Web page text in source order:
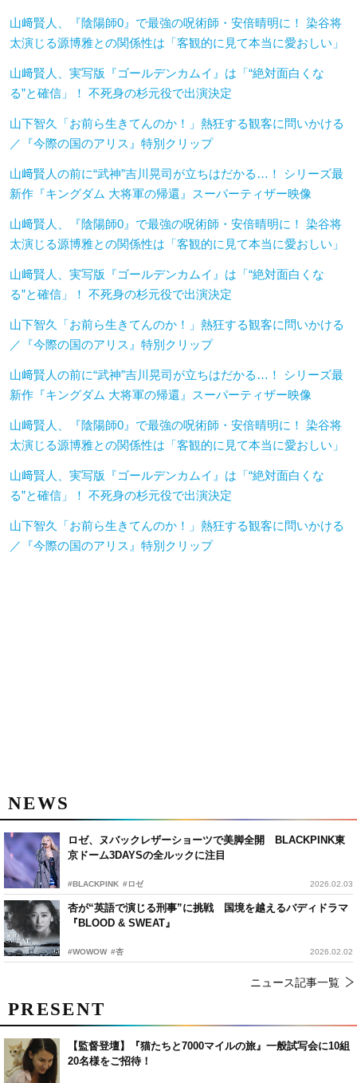
山﨑賢人、『陰陽師0』で最強の呪術師・安倍晴明に！ 染谷将
太演じる源博雅との関係性は「客観的に見て本当に愛おしい」
山﨑賢人、実写版『ゴールデンカムイ』は「“絶対面白くな
る”と確信」！ 不死身の杉元役で出演決定
山下智久「お前ら生きてんのか！」熱狂する観客に問いかける
／『今際の国のアリス』特別クリップ
山﨑賢人の前に“武神”吉川晃司が立ちはだかる…！ シリーズ最
新作『キングダム 大将軍の帰還』スーパーティザー映像
山﨑賢人、『陰陽師0』で最強の呪術師・安倍晴明に！ 染谷将
太演じる源博雅との関係性は「客観的に見て本当に愛おしい」
山﨑賢人、実写版『ゴールデンカムイ』は「“絶対面白くな
る”と確信」！ 不死身の杉元役で出演決定
山下智久「お前ら生きてんのか！」熱狂する観客に問いかける
／『今際の国のアリス』特別クリップ
山﨑賢人の前に“武神”吉川晃司が立ちはだかる…！ シリーズ最
新作『キングダム 大将軍の帰還』スーパーティザー映像
山﨑賢人、『陰陽師0』で最強の呪術師・安倍晴明に！ 染谷将
太演じる源博雅との関係性は「客観的に見て本当に愛おしい」
山﨑賢人、実写版『ゴールデンカムイ』は「“絶対面白くな
る”と確信」！ 不死身の杉元役で出演決定
山下智久「お前ら生きてんのか！」熱狂する観客に問いかける
／『今際の国のアリス』特別クリップ
NEWS
ロゼ、ヌバックレザーショーツで美脚全開 BLACKPINK東
京ドーム3DAYSの全ルックに注目
#BLACKPINK #ロゼ 2026.02.03
杏が“英語で演じる刑事”に挑戦 国境を越えるバディドラマ
『BLOOD & SWEAT』
#WOWOW #杏 2026.02.02
ニュース記事一覧
PRESENT
【監督登壇】『猫たちと7000マイルの旅』一般試写会に10組
20名様をご招待！